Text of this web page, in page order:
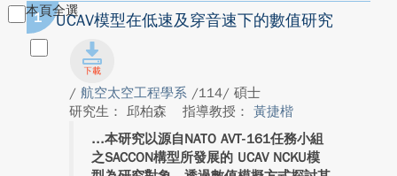
本頁全選
1 UCAV模型在低速及穿音速下的數值研究
/ 航空太空工程學系 /114/ 碩士
研究生： 邱柏森
指導教授： 黃捷楷
本研究以源自NATO AVT-161任務小組
之SACCON構型所發展的 UCAV NCKU模